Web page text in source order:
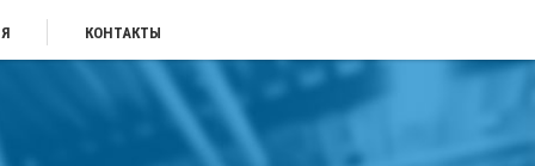
КОНТАКТЫ